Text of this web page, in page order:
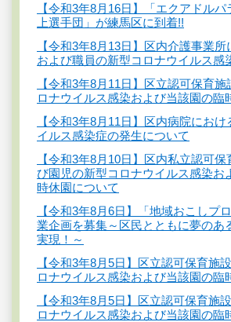
【令和3年8月16日】「エクアドル
上選手団」が練馬区に到着!!
【令和3年8月13日】区内介護事業
および職員の新型コロナウイルス感
【令和3年8月11日】区立認可保育施
ロナウイルス感染および当該園の臨
【令和3年8月11日】区内病院にお
イルス感染症の発生について
【令和3年8月10日】区内私立認可保
び園児の新型コロナウイルス感染お
時休園について
【令和3年8月6日】「地域おこしプ
業企画を募集～区民とともに夢のあ
実現！～
【令和3年8月5日】区立認可保育施
ロナウイルス感染および当該園の臨
【令和3年8月5日】区立認可保育施
ロナウイルス感染および当該園の臨